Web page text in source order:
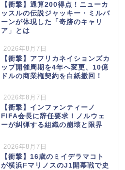
【衝撃】通算200得点！ニューカ
ッスルの伝説ジャッキー・ミルバ
ーンが体現した「奇跡のキャリ
ア」とは
2026年8月7日
【衝撃】アフリカネイションズカ
ップ開催周期を4年へ変更、10億
ドルの商業権契約を白紙撤回！
2026年8月7日
【衝撃】インファンティーノ
FIFA会長に辞任要求！ノルウェ
ーが糾弾する組織の崩壊と限界
2026年8月7日
【衝撃】16歳のミイデラマコト
が横浜FマリノスのJ1開幕戦で史